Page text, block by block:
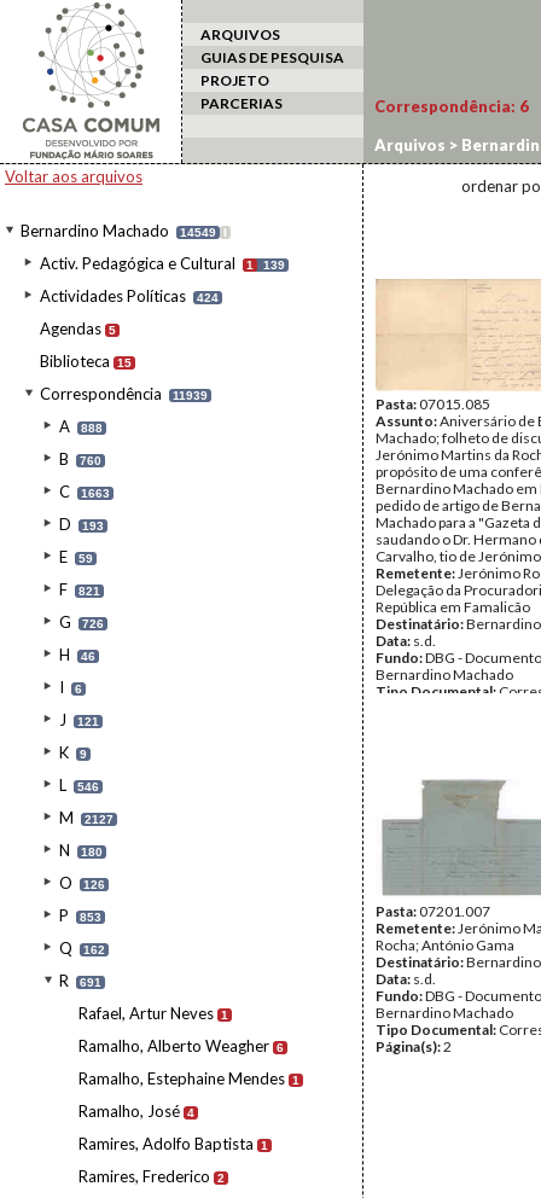
ARQUIVOS
GUIAS DE PESQUISA
PROJETO
PARCERIAS
Voltar aos arquivos
Bernardino Machado 14549 I
Activ. Pedagógica e Cultural 1 139
Actividades Políticas 424
Agendas 5
Biblioteca 15
Correspondência 11939
A 888
B 760
C 1663
D 193
E 59
F 821
G 726
H 46
I 6
J 121
K 9
L 546
M 2127
N 180
O 126
P 853
Q 162
R 691
Rafael, Artur Neves 1
Ramalho, Alberto Weagher 6
Ramalho, Estephaine Mendes 1
Ramalho, José 4
Ramires, Adolfo Baptista 1
Ramires, Frederico 2
Correspondência: 6
Arquivos >
ordenar
Pasta:07015.085
Assunto:Aniversário de
Machado; folheto de
Jerónimo Martins da
propósito de uma
Bernardino Machado em
pedido de artigo de
Machado para a "Gazeta
saudando o Dr. Hermano
Carvalho, tio de
Remetente:Jerónimo
Delegação da
República em Famalicão
Destinatário:
Data: s.d.
Fundo:DBG -
Bernardino Machado
Tipo Documental:
Pasta:07201.007
Remetente:Jerónimo
Rocha; António Gama
Destinatário:
Data: s.d.
Fundo:DBG -
Bernardino Machado
Tipo Documental:
Página(s):2